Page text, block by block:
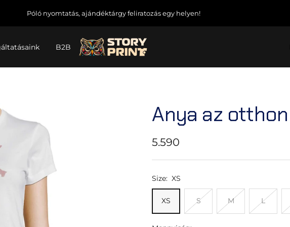
Póló nyomtatás, ajándéktárgy feliratozás egy helyen!
B2B Story4U
Anya az otthon
Akciós
ár
5.590
Size: XS
XS S M L